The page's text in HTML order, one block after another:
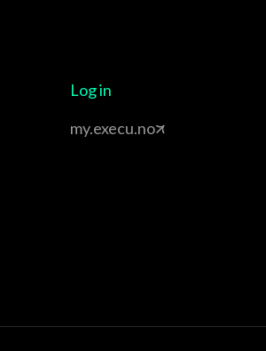
Log in
my.execu.no